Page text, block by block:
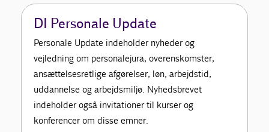
DI Personale Update
Personale Update indeholder nyheder og
vejledning om personalejura, overenskomster,
ansættelsesretlige afgørelser, løn, arbejdstid,
uddannelse og arbejdsmiljø. Nyhedsbrevet
indeholder også invitationer til kurser og
konferencer om disse emner.